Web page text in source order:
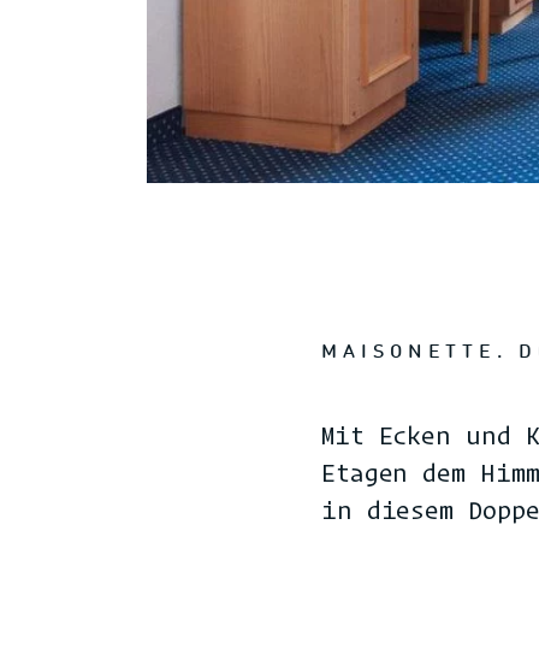
MAISONETTE.
Mit Ecken und
Etagen dem
in diesem